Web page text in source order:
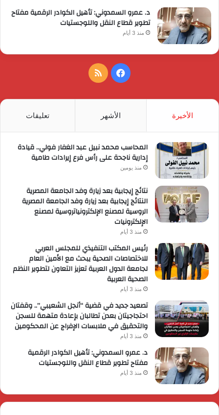
د. عمرو السمدوني: تأهيل الكوادر الرقمية مفتاح
تطوير قطاع النقل واللوجستيات
منذ 3 أيام
فيسبوكملخص
الأخيرة الأشهر تعليقات
المحاسب محمد نبيل عبد الغفار فولي.. قيادة
إدارية ناجحة على رأس فرع إيرادات طامية
منذ يومين
نتائج إيجابية بعد زيارة وفد الجامعة المصرية
النتائج إيجابية بعد زيارة وفد الجامعة المصرية
الروسية لمصنع الإلكترونياتروسية لمصنع
الإلكترونيات
منذ 3 أيام
رئيس المكتب التنفيذي للمجلس العربي
للاختصاصات الصحية يبحث مع الأمين العام
لجامعة الدول العربية تعزيز التعاون لتطوير النظم
الصحية العربية
منذ 3 أيام
تصعيد جديد في قضية “أنجل الشعيبي”.. وقفتان
احتجاجيتان بعدن تطالبان بإعادة متهمة للسجن
والتحقيق في ملابسات الإفراج عن المحكومين
منذ 3 أيام
د. عمرو السمدوني: تأهيل الكوادر الرقمية
مفتاح تطوير قطاع النقل واللوجستيات
منذ 3 أيام